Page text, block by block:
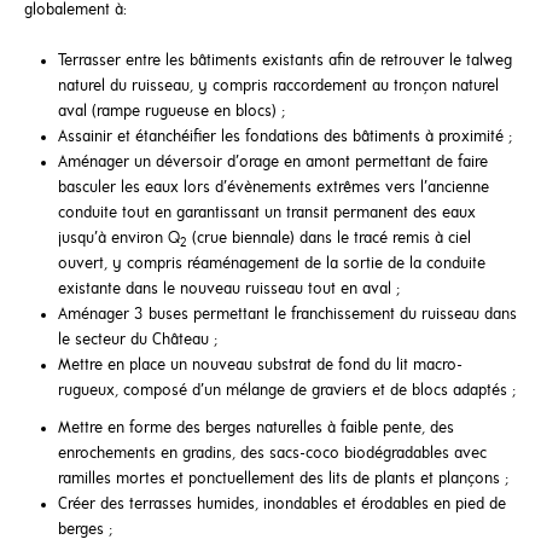
globalement à:
Terrasser entre les bâtiments existants afin de retrouver le talweg
naturel du ruisseau, y compris raccordement au tronçon naturel
aval (rampe rugueuse en blocs) ;
Assainir et étanchéifier les fondations des bâtiments à proximité ;
Aménager un déversoir d’orage en amont permettant de faire
basculer les eaux lors d’évènements extrêmes vers l’ancienne
conduite tout en garantissant un transit permanent des eaux
jusqu’à environ Q2 (crue biennale) dans le tracé remis à ciel
ouvert, y compris réaménagement de la sortie de la conduite
existante dans le nouveau ruisseau tout en aval ;
Aménager 3 buses permettant le franchissement du ruisseau dans
le secteur du Château ;
Mettre en place un nouveau substrat de fond du lit macro-
rugueux, composé d’un mélange de graviers et de blocs adaptés ;
Mettre en forme des berges naturelles à faible pente, des
enrochements en gradins, des sacs-coco biodégradables avec
ramilles mortes et ponctuellement des lits de plants et plançons ;
Créer des terrasses humides, inondables et érodables en pied de
berges ;